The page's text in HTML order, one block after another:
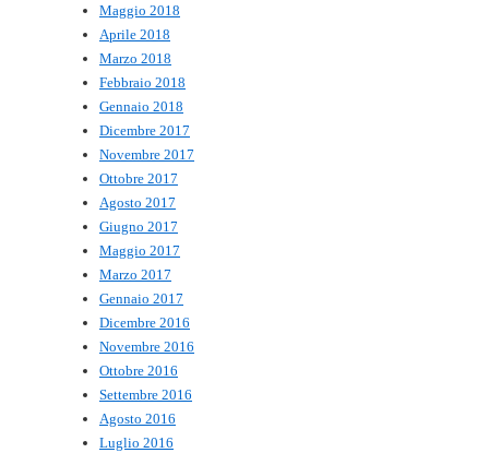
Maggio 2018
Aprile 2018
Marzo 2018
Febbraio 2018
Gennaio 2018
Dicembre 2017
Novembre 2017
Ottobre 2017
Agosto 2017
Giugno 2017
Maggio 2017
Marzo 2017
Gennaio 2017
Dicembre 2016
Novembre 2016
Ottobre 2016
Settembre 2016
Agosto 2016
Luglio 2016